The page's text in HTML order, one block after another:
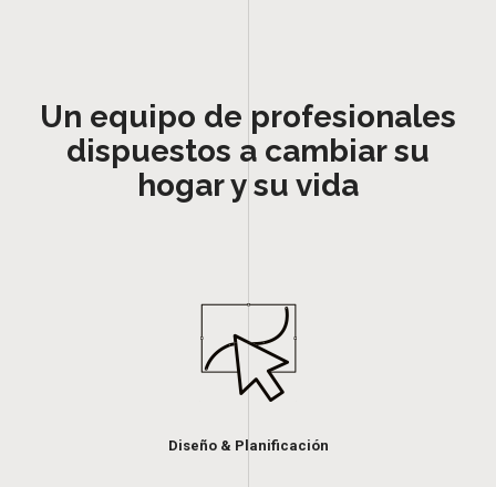
Un equipo de profesionales
dispuestos a cambiar su
hogar y su vida
Diseño & Planificación